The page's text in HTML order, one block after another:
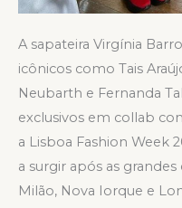
A sapateira Virgínia
icônicos como Tais
Neubarth e Fernanda
exclusivos em collab
a Lisboa Fashion Week
a surgir após as
Milão, Nova Iorque e